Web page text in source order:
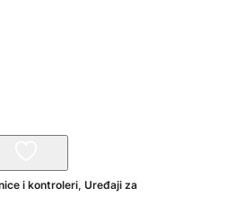
i kontroleri,Uređaji za